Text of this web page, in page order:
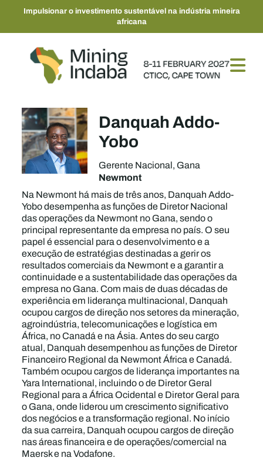
Impulsionar o investimento sustentável na indústria mineira
africana
Danquah Addo-
Yobo
Gerente Nacional, Gana
Newmont
Na Newmont há mais de três anos, Danquah Addo-
Yobo desempenha as funções de Diretor Nacional
das operações da Newmont no Gana, sendo o
principal representante da empresa no país. O seu
papel é essencial para o desenvolvimento e a
execução de estratégias destinadas a gerir os
resultados comerciais da Newmont e a garantir a
continuidade e a sustentabilidade das operações da
empresa no Gana. Com mais de duas décadas de
experiência em liderança multinacional, Danquah
ocupou cargos de direção nos setores da mineração,
agroindústria, telecomunicações e logística em
África, no Canadá e na Ásia. Antes do seu cargo
atual, Danquah desempenhou as funções de Diretor
Financeiro Regional da Newmont África e Canadá.
Também ocupou cargos de liderança importantes na
Yara International, incluindo o de Diretor Geral
Regional para a África Ocidental e Diretor Geral para
o Gana, onde liderou um crescimento significativo
dos negócios e a transformação regional. No início
da sua carreira, Danquah ocupou cargos de direção
nas áreas financeira e de operações/comercial na
Maersk e na Vodafone.